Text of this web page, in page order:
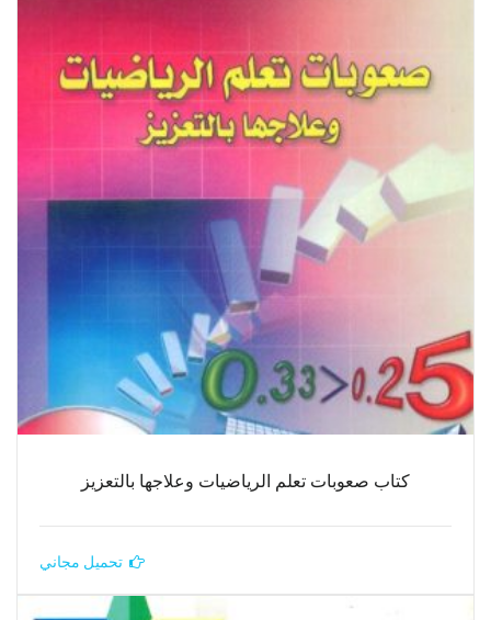
كتاب صعوبات تعلم الرياضيات وعلاجها بالتعزيز
تحميل مجاني